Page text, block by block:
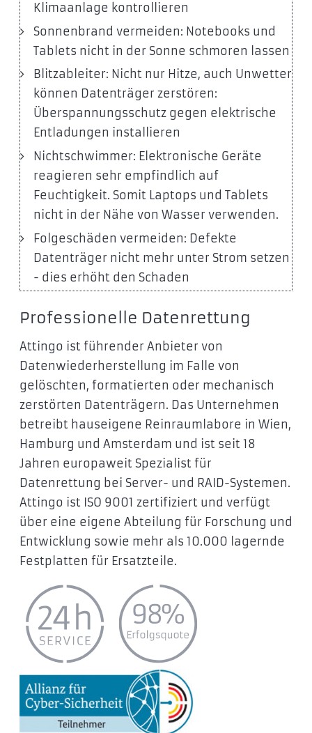
Klimaanlage kontrollieren
Sonnenbrand vermeiden: Notebooks und
Tablets nicht in der Sonne schmoren lassen
Blitzableiter: Nicht nur Hitze, auch Unwetter
können Datenträger zerstören:
Überspannungsschutz gegen elektrische
Entladungen installieren
Nichtschwimmer: Elektronische Geräte
reagieren sehr empfindlich auf
Feuchtigkeit. Somit Laptops und Tablets
nicht in der Nähe von Wasser verwenden.
Folgeschäden vermeiden: Defekte
Datenträger nicht mehr unter Strom setzen
- dies erhöht den Schaden
Professionelle Datenrettung
Attingo ist führender Anbieter von
Datenwiederherstellung im Falle von
gelöschten, formatierten oder mechanisch
zerstörten Datenträgern. Das Unternehmen
betreibt hauseigene Reinraumlabore in Wien,
Hamburg und Amsterdam und ist seit 18
Jahren europaweit Spezialist für
Datenrettung bei Server- und RAID-Systemen.
Attingo ist ISO 9001 zertifiziert und verfügt
über eine eigene Abteilung für Forschung und
Entwicklung sowie mehr als 10.000 lagernde
Festplatten für Ersatzteile.